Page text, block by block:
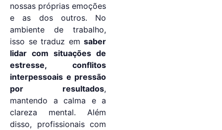
nossas próprias emoções
e as dos outros. No
ambiente de trabalho,
isso se traduz em saber
lidar com situações de
estresse, conflitos
interpessoais e pressão
por resultados,
mantendo a calma e a
clareza mental. Além
disso, profissionais com